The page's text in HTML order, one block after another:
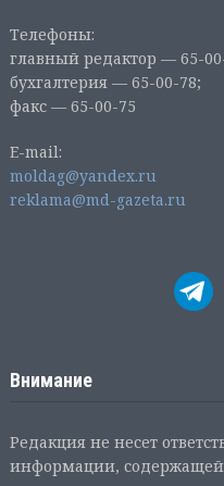
Телефоны:
главный редактор — 65-
бухгалтерия — 65-00-78;
факс — 65-00-75
E-mail:
moldag@yandex.ru
reklama@md-gazeta.ru
Внимание
Редакция не несет
информации,